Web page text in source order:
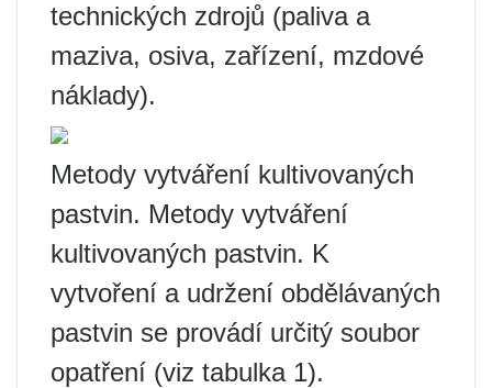
technických zdrojů (paliva a
maziva, osiva, zařízení, mzdové
náklady).
Metody vytváření kultivovaných
pastvin. Metody vytváření
kultivovaných pastvin. K
vytvoření a udržení obdělávaných
pastvin se provádí určitý soubor
opatření (viz tabulka 1).